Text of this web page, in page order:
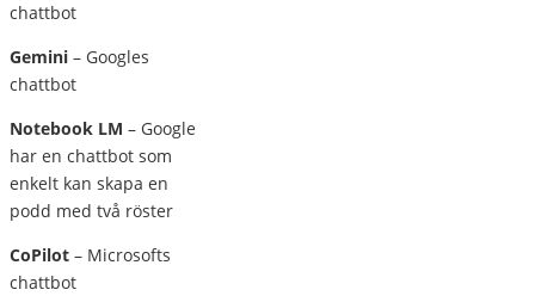
chattbot
Gemini – Googles
chattbot
Notebook LM – Google
har en chattbot som
enkelt kan skapa en
podd med två röster
CoPilot – Microsofts
chattbot